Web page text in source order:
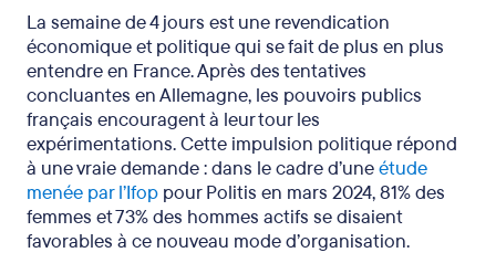
La semaine de 4 jours est une revendication
économique et politique qui se fait de plus en plus
entendre en France. Après des tentatives
concluantes en Allemagne, les pouvoirs publics
français encouragent à leur tour les
expérimentations. Cette impulsion politique répond
à une vraie demande : dans le cadre d’uneétude
menée par l’Ifop pour Politis en mars 2024, 81% des
femmes et 73% des hommes actifs se disaient
favorables à ce nouveau mode d’organisation.